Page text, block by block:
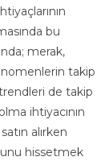
bu
merak,
takip
de takip
ihtiyacının
alırken
hissetmek